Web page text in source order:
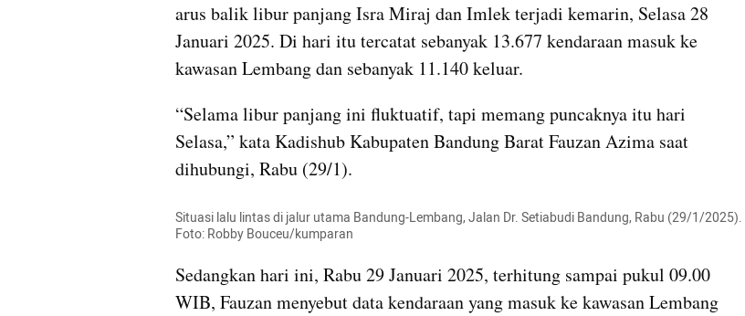
arus balik libur panjang Isra Miraj dan Imlek terjadi kemarin, Selasa 28
Januari 2025. Di hari itu tercatat sebanyak 13.677 kendaraan masuk ke
kawasan Lembang dan sebanyak 11.140 keluar.
“Selama libur panjang ini fluktuatif, tapi memang puncaknya itu hari
Selasa,” kata Kadishub Kabupaten Bandung Barat Fauzan Azima saat
dihubungi, Rabu (29/1).
Situasi lalu lintas di jalur utama Bandung-Lembang, Jalan Dr. Setiabudi Bandung, Rabu (29/1/2025).
Foto: Robby Bouceu/kumparan
Sedangkan hari ini, Rabu 29 Januari 2025, terhitung sampai pukul 09.00
WIB, Fauzan menyebut data kendaraan yang masuk ke kawasan Lembang